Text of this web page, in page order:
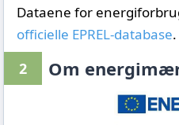
Dataene for
officielle EPREL-database.
2 Om